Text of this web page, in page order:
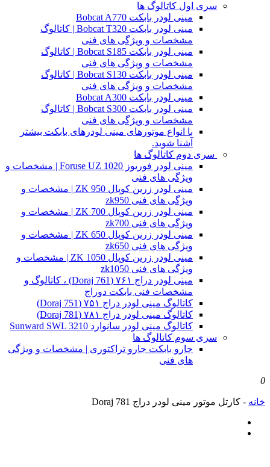
سری اول کاتالوگ ها
مینی لودر بابکت Bobcat A770
مینی لودر بابکت Bobcat T320 | کاتالوگ
مشخصات و ویژگی های فنی
مینی لودر بابکت Bobcat S185 | کاتالوگ
مشخصات و ویژگی های فنی
مینی لودر بابکت Bobcat S130 | کاتالوگ
مشخصات و ویژگی های فنی
مینی لودر بابکت Bobcat A300
مینی لودر بابکت Bobcat S300 | کاتالوگ
مشخصات و ویژگی های فنی
با انواع موتورهای مینی لودرهای بابکت بیشتر
آشنا شوید.
سری دوم کاتالوگ ها
مینی لودر فوریوز Foruse UZ 1020 | مشخصات و
ویژگی های فنی
مینی لودر زرین کوپال ZK 950 | مشخصات و
ویژگی های فنی zk950
مینی لودر زرین کوپال ZK 700 | مشخصات و
ویژگی های فنی zk700
مینی لودر زرین کوپال ZK 650 | مشخصات و
ویژگی های فنی zk650
مینی لودر زرین کوپال ZK 1050 | مشخصات و
ویژگی های فنی zk1050
مینی لودر دراج ۷۶۱ (Doraj 761) ، کاتالوگ و
مشخصات فنی بابکت دوراج
کاتالوگ مینی لودر دراج ۷۵۱ (Doraj 751)
کاتالوگ مینی لودر دراج ۷۸۱ (Doraj 781)
کاتالوگ مینی لودر سانوارد Sunward SWL 3210
سری سوم کاتالوگ ها
جارو بابکت جارو تراکتوری | مشخصات و ویژگی
های فنی
0
خانه - کارتل موتور مینی لودر دراج Doraj 781